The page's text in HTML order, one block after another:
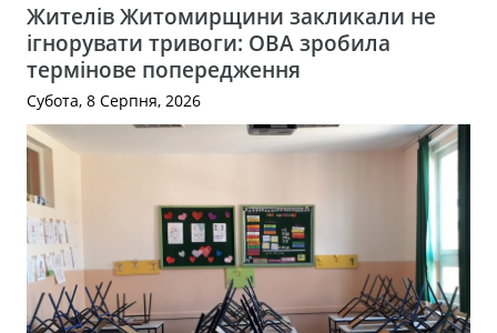
Жителів Житомирщини закликали не
ігнорувати тривоги: ОВА зробила
термінове попередження
Субота, 8 Серпня, 2026